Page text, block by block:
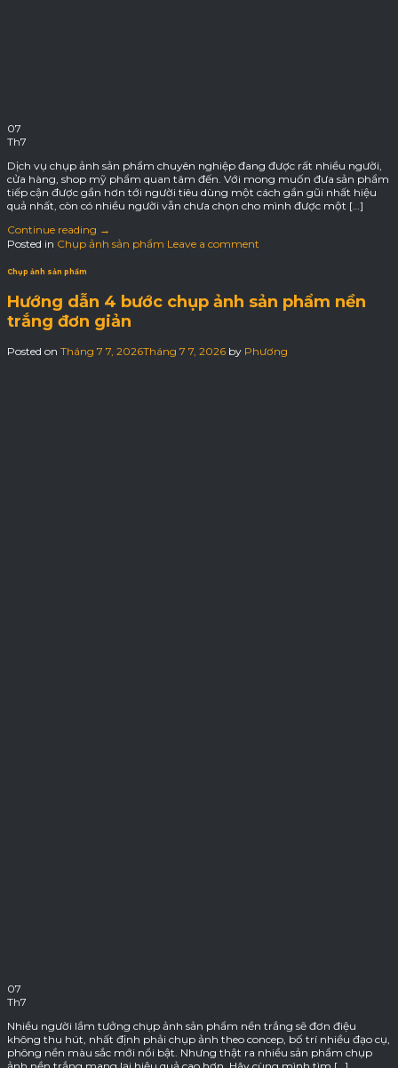
07
Th7
Dịch vụ chụp ảnh sản phẩm chuyên nghiệp đang được rất nhiều người,
cửa hàng, shop mỹ phẩm quan tâm đến. Với mong muốn đưa sản phẩm
tiếp cận được gần hơn tới người tiêu dùng một cách gần gũi nhất hiệu
quả nhất, còn có nhiều người vẫn chưa chọn cho mình được một […]
Continue reading →
Posted in Chụp ảnh sản phẩm Leave a comment
Chụp ảnh sản phẩm
Hướng dẫn 4 bước chụp ảnh sản phẩm nền
trắng đơn giản
Posted on Tháng 7 7, 2026Tháng 7 7, 2026 by Phương
07
Th7
Nhiều người lầm tưởng chụp ảnh sản phẩm nền trắng sẽ đơn điệu
không thu hút, nhất định phải chụp ảnh theo concep, bố trí nhiều đạo cụ,
phông nền màu sắc mới nổi bật. Nhưng thật ra nhiều sản phẩm chụp